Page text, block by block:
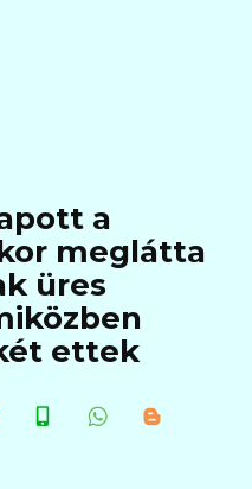
a
meglátta
üres
ettek